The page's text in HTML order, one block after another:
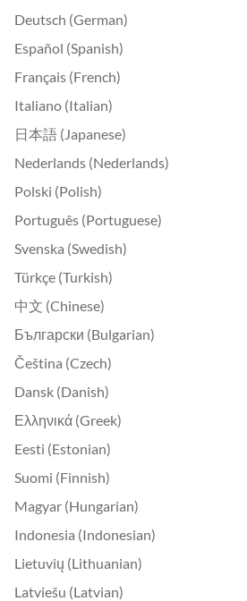
Deutsch (German)
Español (Spanish)
Français (French)
Italiano (Italian)
日本語 (Japanese)
Nederlands (Nederlands)
Polski (Polish)
Português (Portuguese)
Svenska (Swedish)
Türkçe (Turkish)
中文 (Chinese)
Български (Bulgarian)
Čeština (Czech)
Dansk (Danish)
Ελληνικά (Greek)
Eesti (Estonian)
Suomi (Finnish)
Magyar (Hungarian)
Indonesia (Indonesian)
Lietuvių (Lithuanian)
Latviešu (Latvian)